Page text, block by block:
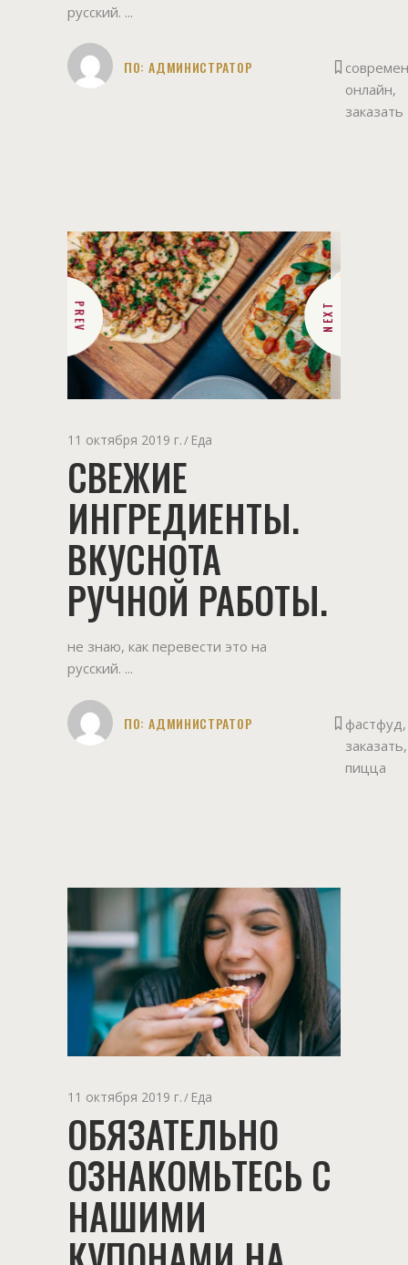
русский.
ПО: АДМИНИСТРАТОР
онлайн,
заказать
PREV NEXT
11 октября 2019 г. Еда
СВЕЖИЕ
ИНГРЕДИЕНТЫ.
ВКУСНОТА
РУЧНОЙ РАБОТЫ.
не знаю, как перевести это на
русский.
ПО: АДМИНИСТРАТОР фастфуд,
заказать,
пицца
11 октября 2019 г. Еда
ОБЯЗАТЕЛЬНО
ОЗНАКОМЬТЕСЬ С
НАШИМИ